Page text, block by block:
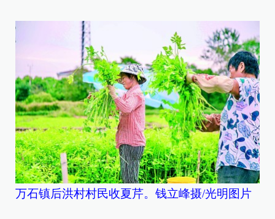
万石镇后洪村村民收夏芹。钱立峰摄/光明图片